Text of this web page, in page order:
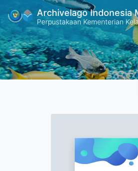
Archivelago Indonesia
Perpustakaan Kementerian